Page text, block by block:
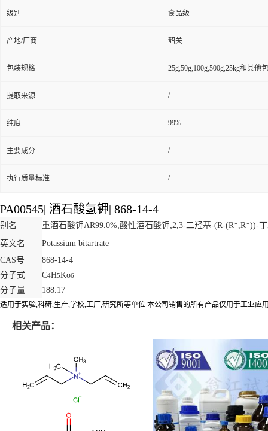
级别 食品级
产地/厂商 韶关
包装规格 25g,50g,100g,500g,25kg和其他
提取来源 /
纯度 99%
主要成分 /
执行质量标准 /
PA00545| 酒石酸氢钾| 868-14-4
别名
重酒石酸钾AR99.0%;酸性酒石酸钾;2,3-二羟基-(R-(R*,R*))-
英文名
Potassium bitartrate
CAS号
868-14-4
分子式
C4H5Ko6
分子量 188.17
适用于实验,科研,生产,学校,工厂,研究所等单位 本公司销售的所有产品仅用于工业
相关产品：